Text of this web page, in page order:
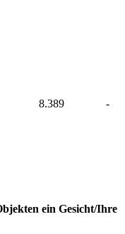
8.389 -
ein Gesicht/Ihre